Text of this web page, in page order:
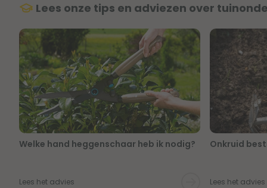
Lees onze tips en adviezen over
Welke hand heggenschaar heb ik nodig?
Lees het advies
Onkruid
Lees het advies